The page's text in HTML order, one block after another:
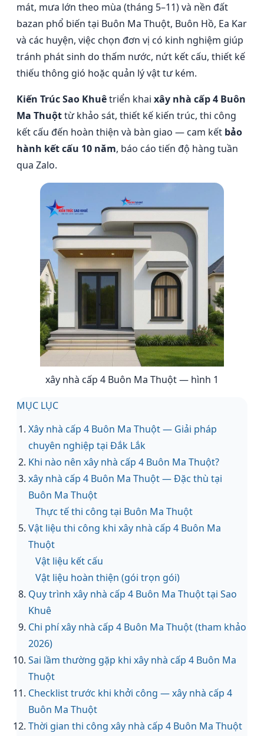
mát, mưa lớn theo mùa (tháng 5–11) và nền đất
bazan phổ biến tại Buôn Ma Thuột, Buôn Hồ, Ea Kar
và các huyện, việc chọn đơn vị có kinh nghiệm giúp
tránh phát sinh do thấm nước, nứt kết cấu, thiết kế
thiếu thông gió hoặc quản lý vật tư kém.
Kiến Trúc Sao Khuêtriển khai xây nhà cấp 4 Buôn
Ma Thuộttừ khảo sát, thiết kế kiến trúc, thi công
kết cấu đến hoàn thiện và bàn giao — cam kết bảo
hành kết cấu 10 năm, báo cáo tiến độ hàng tuần
qua Zalo.
xây nhà cấp 4 Buôn Ma Thuột — hình 1
MỤC LỤC
Xây nhà cấp 4 Buôn Ma Thuột — Giải pháp
chuyên nghiệp tại Đắk Lắk
Khi nào nên xây nhà cấp 4 Buôn Ma Thuột?
xây nhà cấp 4 Buôn Ma Thuột — Đặc thù tại
Buôn Ma Thuột
Thực tế thi công tại Buôn Ma Thuột
Vật liệu thi công khi xây nhà cấp 4 Buôn Ma
Thuột
Vật liệu kết cấu
Vật liệu hoàn thiện (gói trọn gói)
Quy trình xây nhà cấp 4 Buôn Ma Thuột tại Sao
Khuê
Chi phí xây nhà cấp 4 Buôn Ma Thuột (tham khảo
2026)
Sai lầm thường gặp khi xây nhà cấp 4 Buôn Ma
Thuột
Checklist trước khi khởi công — xây nhà cấp 4
Buôn Ma Thuột
Thời gian thi công xây nhà cấp 4 Buôn Ma Thuột